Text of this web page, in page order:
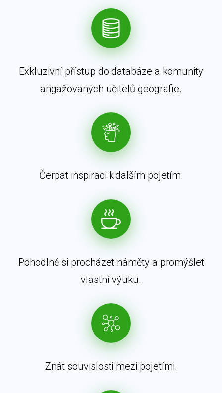
Exkluzivní přístup do databáze a komunity
angažovaných učitelů geografie.
Čerpat inspiraci k dalším pojetím.
Pohodlně si procházet náměty a promýšlet
vlastní výuku.
Znát souvislosti mezi pojetími.